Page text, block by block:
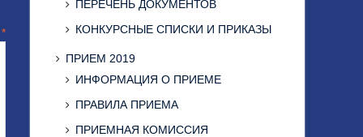
*
ПЕРЕЧЕНЬ ДОКУМЕНТОВ
КОНКУРСНЫЕ СПИСКИ И ПРИКАЗЫ
ПРИЕМ 2019
ИНФОРМАЦИЯ О ПРИЕМЕ
ПРАВИЛА ПРИЕМА
ПРИЕМНАЯ КОМИССИЯ